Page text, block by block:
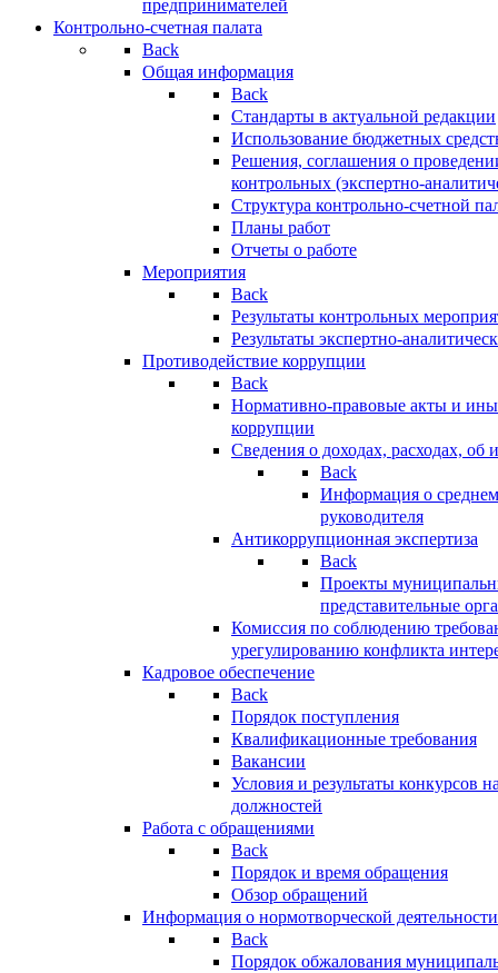
предпринимателей
Контрольно-счетная палата
Back
Общая информация
Back
Стандарты в актуальной редакции
Использование бюджетных
Решения, соглашения о
контрольных (экспертно-
Структура контрольно-счетной
Планы работ
Отчеты о работе
Мероприятия
Back
Результаты контрольных
Результаты экспертно-
Противодействие коррупции
Back
Нормативно-правовые акты и
коррупции
Сведения о доходах, расходах, об
Back
Информация о
руководителя
Антикоррупционная экспертиза
Back
Проекты
представительные
Комиссия по соблюдению
урегулированию конфликта
Кадровое обеспечение
Back
Порядок поступления
Квалификационные требования
Вакансии
Условия и результаты конкурсов
должностей
Работа с обращениями
Back
Порядок и время обращения
Обзор обращений
Информация о нормотворческой деятельности
Back
Порядок обжалования